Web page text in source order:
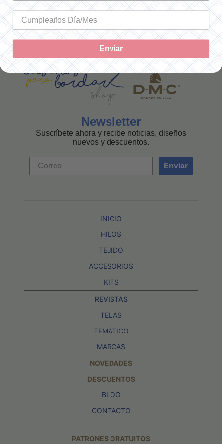
SOLO ENVÍOS A LA REPÚBLICA
MEXICANA
Newsletter
Suscríbete ahora y recibe noticias, diseños
nuevos y descuentos.
Enviar
INICIO
HILOS
TEJIDO
ACCESORIOS
KITS
REVISTAS
TELAS
TEMÁTICO
MARCAS
NOVEDADES
DESCUENTOS
BLOG
CONTACTO
PATRONES GRATUITOS
Enviar